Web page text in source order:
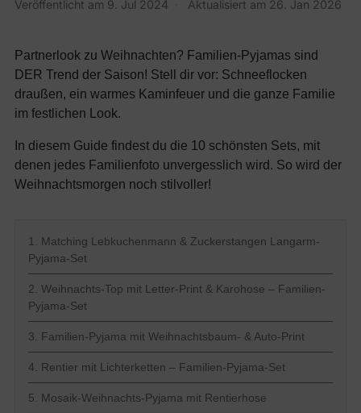
Veröffentlicht am 9. Jul 2024 Aktualisiert am 26. Jan 2026
Partnerlook zu Weihnachten? Familien-Pyjamas sind
DER Trend der Saison! Stell dir vor: Schneeflocken
draußen, ein warmes Kaminfeuer und die ganze Familie
im festlichen Look.
In diesem Guide findest du die 10 schönsten Sets, mit
denen jedes Familienfoto unvergesslich wird. So wird der
Weihnachtsmorgen noch stilvoller!
1. Matching Lebkuchenmann & Zuckerstangen Langarm-
Pyjama-Set
2. Weihnachts-Top mit Letter-Print & Karohose – Familien-
Pyjama-Set
3. Familien-Pyjama mit Weihnachtsbaum- & Auto-Print
4. Rentier mit Lichterketten – Familien-Pyjama-Set
5. Mosaik-Weihnachts-Pyjama mit Rentierhose